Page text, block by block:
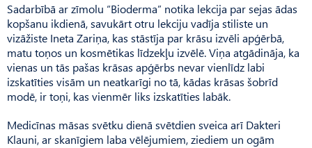
Sadarbībā ar zīmolu “Bio­derma” notika lekcija par sejas ādas
kopšanu ikdienā, savukārt otru lekciju vadīja stiliste un
vizāžiste Ineta Zariņa, kas stāstīja par krāsu izvēli apģērbā,
matu toņos un kosmētikas līdzekļu izvēlē. Viņa atgādināja, ka
vienas un tās pašas krāsas apģērbs nevar vienlīdz labi
izskatīties visām un neatkarīgi no tā, kādas krāsas šobrīd
modē, ir toņi, kas vienmēr liks izskatīties labāk.
Medicīnas māsas svētku dienā svētdien sveica arī Dakteri
Klauni, ar skanīgiem laba vēlējumiem, ziediem un ogām